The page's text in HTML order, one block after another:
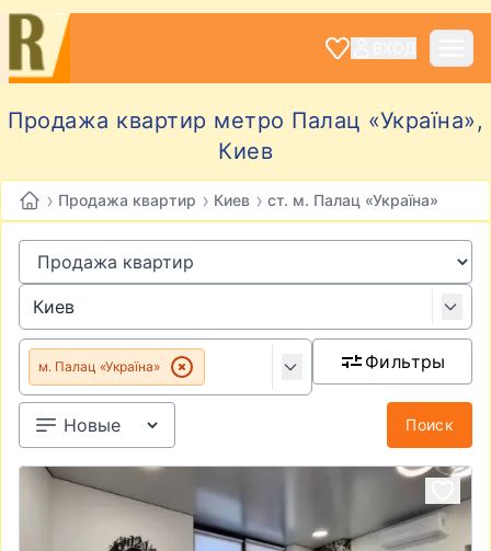
Продажа квартир метро Палац «Україна»,
Киев
› Продажа квартир › Киев › ст. м. Палац «Україна»
м. Палац «Україна» Фильтры
Поиск